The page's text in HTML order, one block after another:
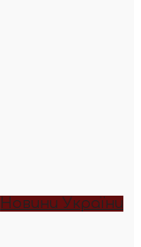
Новини України